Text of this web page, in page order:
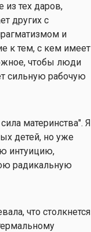
тех даров,
других с
и
к тем, с кем имеет
чтобы люди
сильную рабочую
материнства". Я
детей, но уже
интуицию,
радикальную
что столкнется